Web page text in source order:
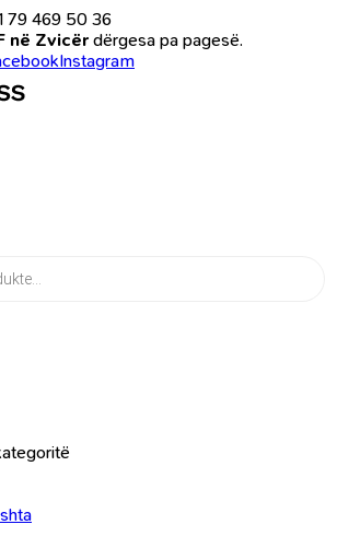
79 469 50 36
në Zvicër dërgesa pa pagesë.
Instagram